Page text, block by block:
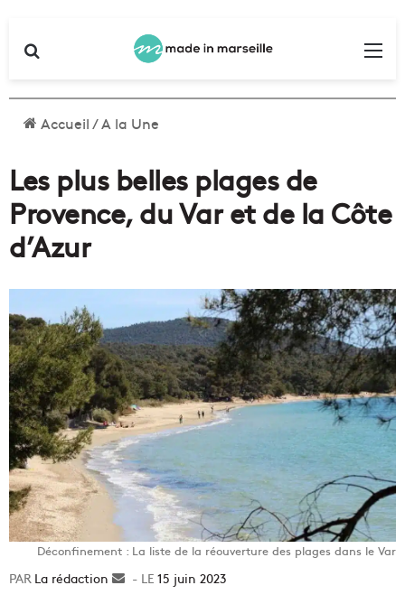
Accueil/A la Une
Les plus belles plages de
Provence, du Var et de la Côte
d’Azur
Déconfinement : La liste de la réouverture des plages dans le Var
La rédaction
Envoyer15 juin 2023